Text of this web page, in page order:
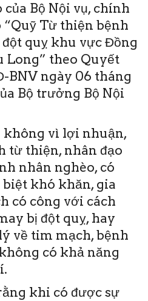
của Bộ Nội vụ, chính
Từ thiện bệnh
quỵ khu vực Đồng
Long” theo Quyết
BNV ngày 06 tháng
Bộ trưởng Bộ Nội
không vì lợi nhuận,
từ thiện, nhân đạo
nhân nghèo, có
biệt khó khăn, gia
có công với cách
bị đột quỵ, hay
về tim mạch, bệnh
có khả năng
khi có được sự